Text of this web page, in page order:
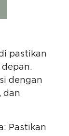
pastikan
depan.
dengan
dan
Pastikan